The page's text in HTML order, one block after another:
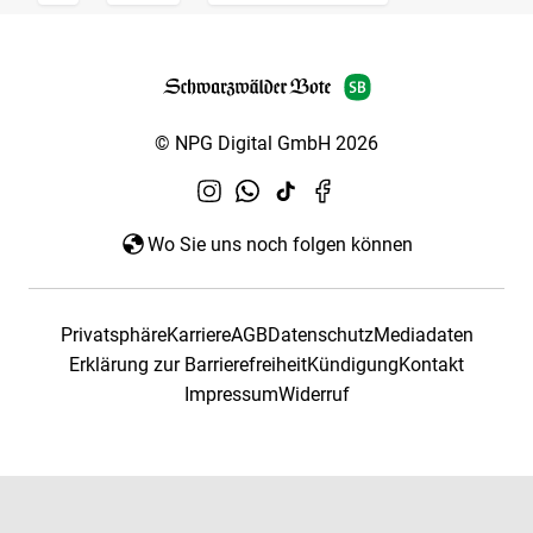
© NPG Digital GmbH 2026
Wo Sie uns noch folgen können
PrivatsphäreKarriereAGBDatenschutzMediadaten
Erklärung zur BarrierefreiheitKündigungKontakt
ImpressumWiderruf